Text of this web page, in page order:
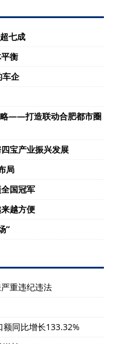
七成
衡
车企
略——打造联动合肥都市圈
宝产业振兴发展
局
国冠军
越方便
”
重违纪违法
额同比增长133.32%